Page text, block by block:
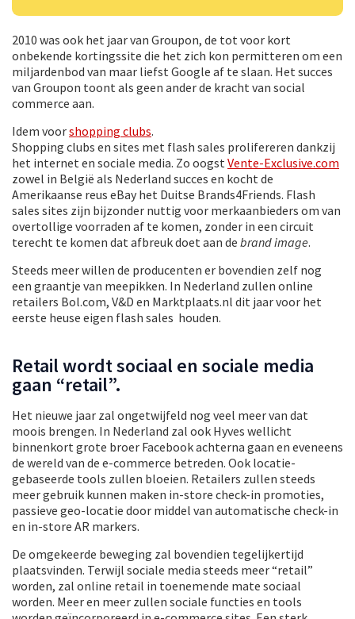
2010 was ook het jaar van Groupon, de tot voor kort
onbekende kortingssite die het zich kon permitteren om een
miljardenbod van maar liefst Google af te slaan. Het succes
van Groupon toont als geen ander de kracht van social
commerce aan.
Idem voorshopping clubs.
Shopping clubs en sites met flash sales prolifereren dankzij
het internet en sociale media. Zo oogst Vente-Exclusive.com
zowel in België als Nederland succes en kocht de
Amerikaanse reus eBay het Duitse Brands4Friends. Flash
sales sites zijn bijzonder nuttig voor merkaanbieders om van
overtollige voorraden af te komen, zonder in een circuit
terecht te komen dat afbreuk doet aan de brand image.
Steeds meer willen de producenten er bovendien zelf nog
een graantje van meepikken. In Nederland zullen online
retailers Bol.com, V&D en Marktplaats.nl dit jaar voor het
eerste heuse eigen flash sales houden.
Retail wordt sociaal en sociale media
gaan “retail”.
Het nieuwe jaar zal ongetwijfeld nog veel meer van dat
moois brengen. In Nederland zal ook Hyves wellicht
binnenkort grote broer Facebook achterna gaan en eveneens
de wereld van de e-commerce betreden. Ook locatie-
gebaseerde tools zullen bloeien. Retailers zullen steeds
meer gebruik kunnen maken in-store check-in promoties,
passieve geo-locatie door middel van automatische check-in
en in-store AR markers.
De omgekeerde beweging zal bovendien tegelijkertijd
plaatsvinden. Terwijl sociale media steeds meer “retail”
worden, zal online retail in toenemende mate sociaal
worden. Meer en meer zullen sociale functies en tools